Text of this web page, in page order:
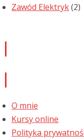
Zawód Elektryk(2)
O mnie
Kursy online
Polityka